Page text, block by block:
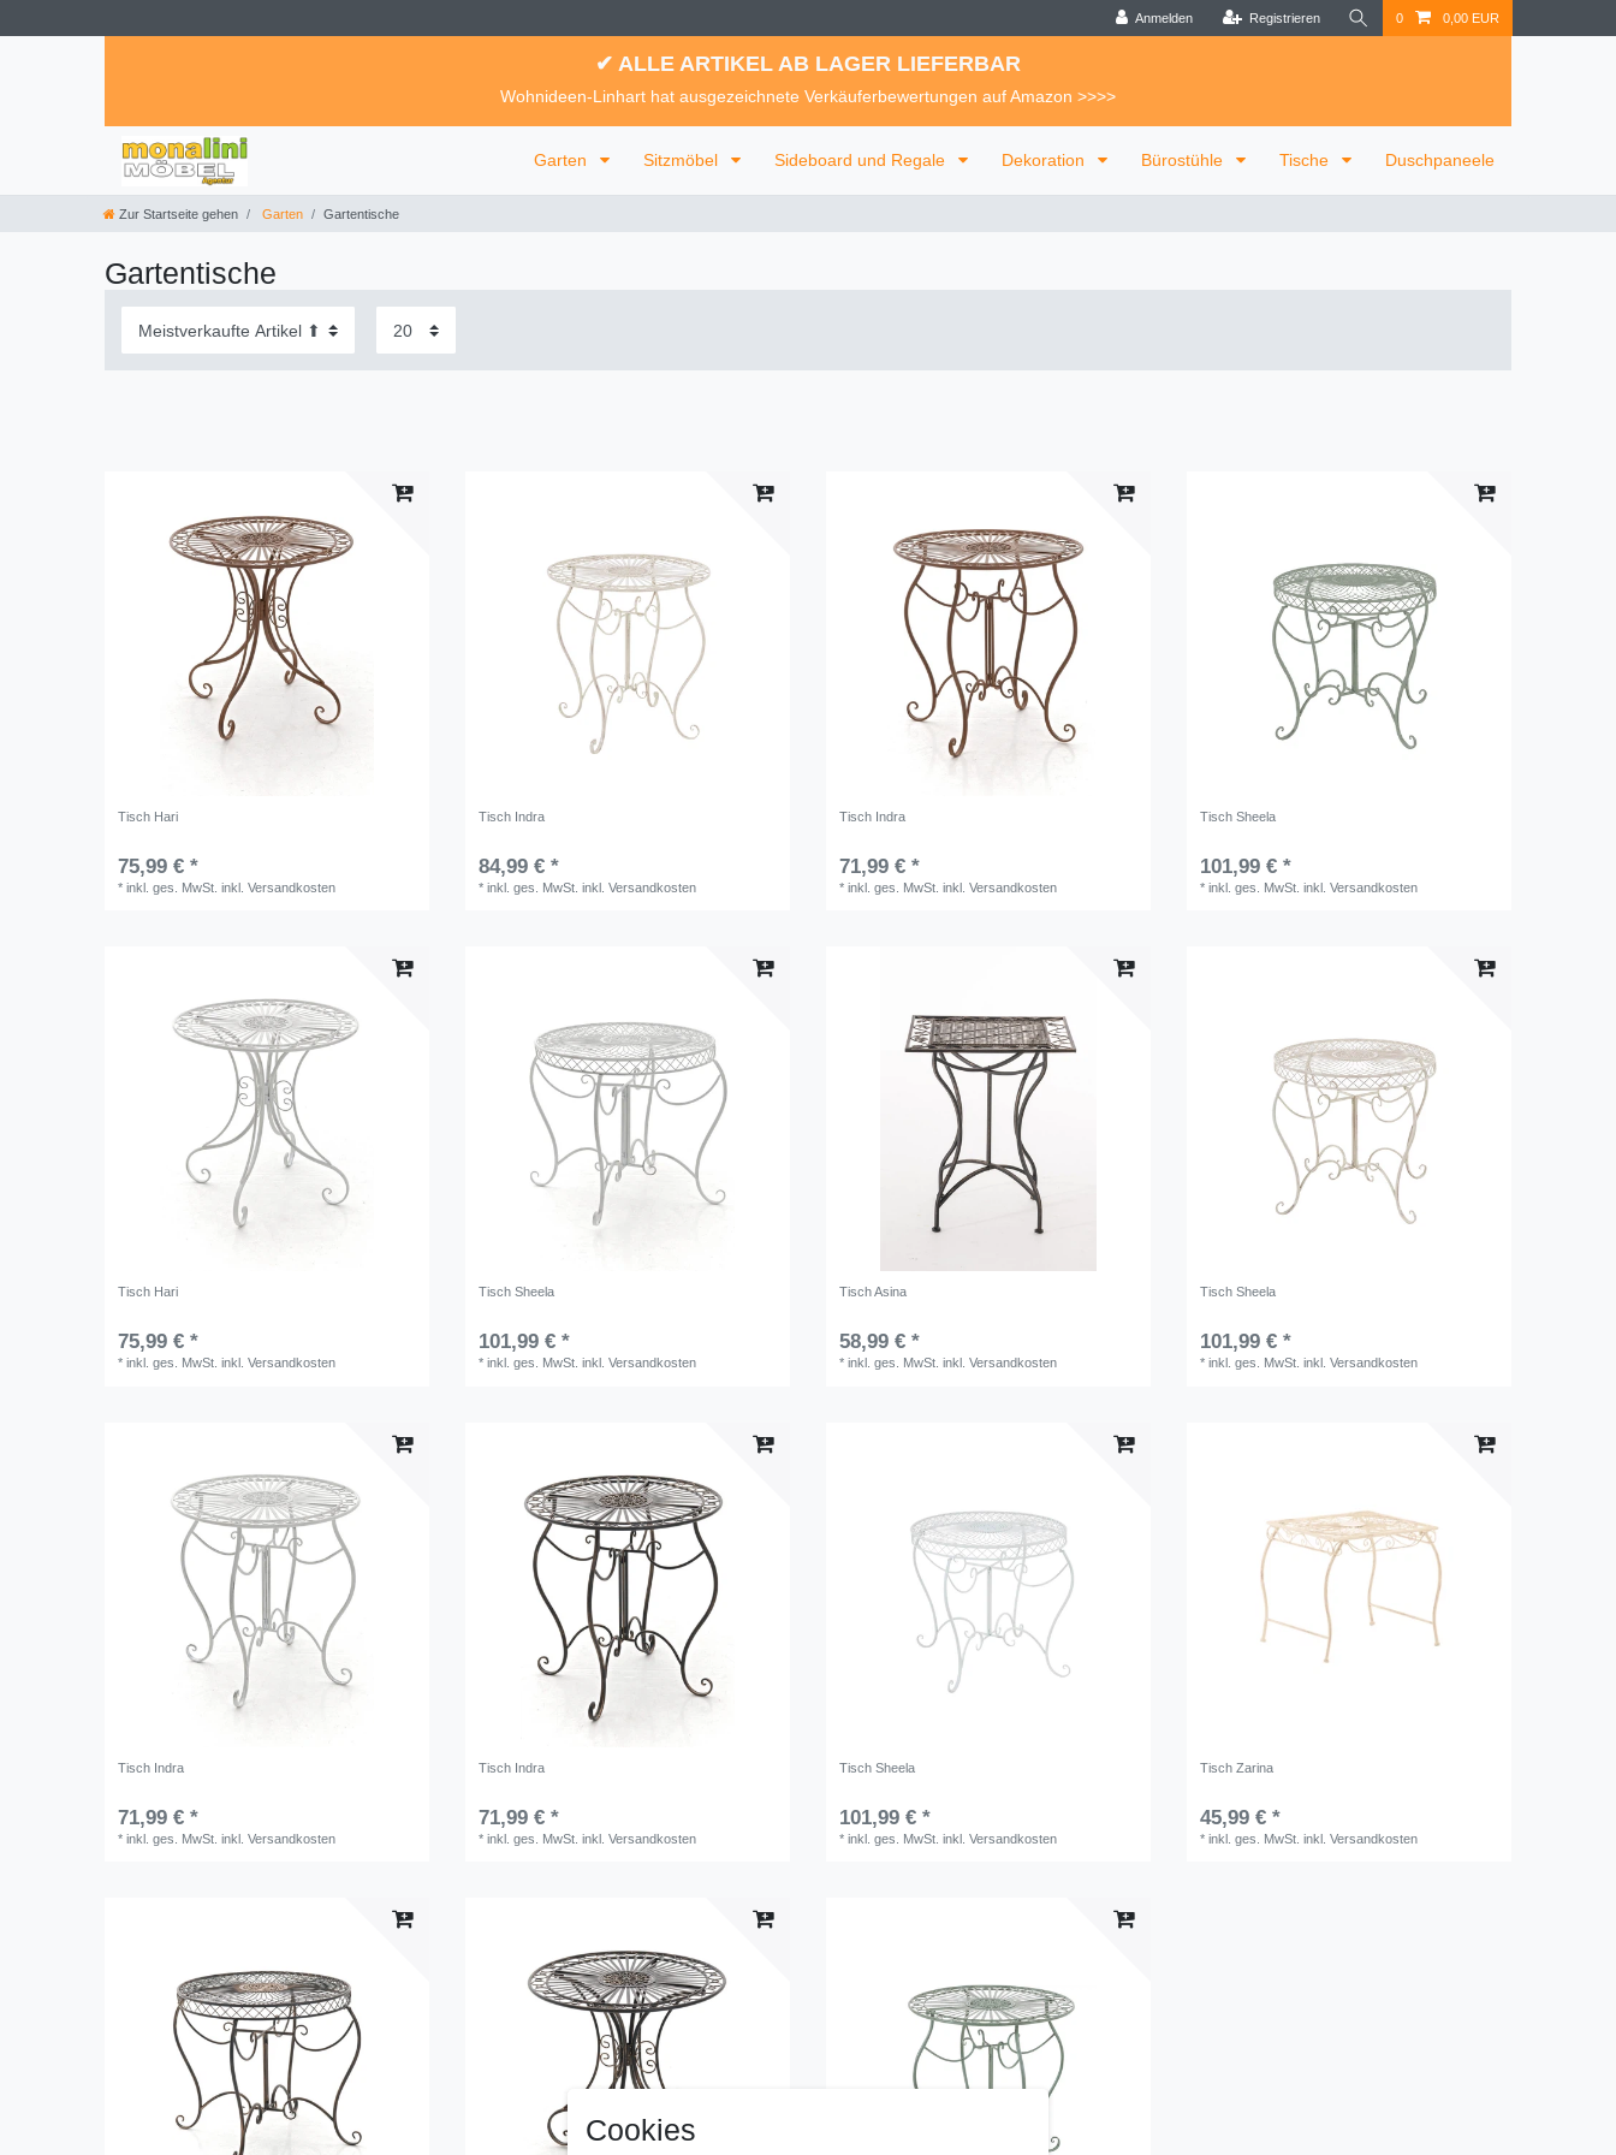
Anmelden Registrieren 0 0,00 EUR
✔ ALLE ARTIKEL AB LAGER LIEFERBAR
Wohnideen-Linhart hat ausgezeichnete Verkäuferbewertungen auf Amazon >>>>
Garten Sitzmöbel Sideboard und Regale Dekoration Bürostühle Tische Duschpaneele
Zur Startseite gehen Garten Gartentische
Gartentische
Tisch Hari
75,99 € *
*inkl. ges. MwSt. inkl.Versandkosten
Tisch Indra
84,99 € *
*inkl. ges. MwSt. inkl.Versandkosten
Tisch Indra
71,99 € *
*inkl. ges. MwSt. inkl.Versandkosten
Tisch Sheela
101,99 € *
*inkl. ges. MwSt. inkl.Versandkosten
Tisch Hari
75,99 € *
*inkl. ges. MwSt. inkl.Versandkosten
Tisch Sheela
101,99 € *
*inkl. ges. MwSt. inkl.Versandkosten
Tisch Asina
58,99 € *
*inkl. ges. MwSt. inkl.Versandkosten
Tisch Sheela
101,99 € *
*inkl. ges. MwSt. inkl.Versandkosten
Tisch Indra
71,99 € *
*inkl. ges. MwSt. inkl.Versandkosten
Tisch Indra
71,99 € *
*inkl. ges. MwSt. inkl.Versandkosten
Tisch Sheela
101,99 € *
*inkl. ges. MwSt. inkl.Versandkosten
Tisch Zarina
45,99 € *
*inkl. ges. MwSt. inkl.Versandkosten
Cookies